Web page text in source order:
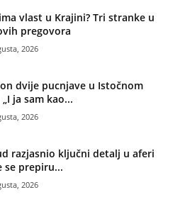
vlast u Krajini? Tri stranke u
pregovora
2026
dvije pucnjave u Istočnom
ja sam kao...
2026
razjasnio ključni detalj u aferi
se prepiru...
2026